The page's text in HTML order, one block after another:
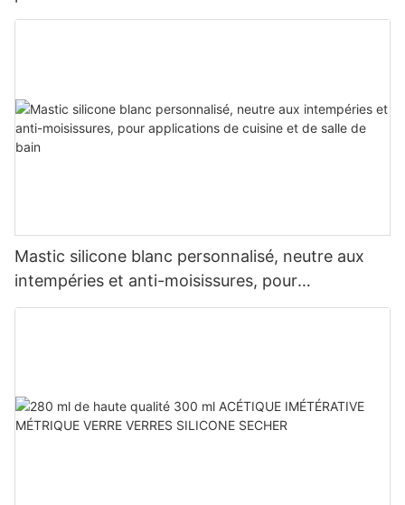
Mastic silicone blanc personnalisé, neutre aux
intempéries et anti-moisissures, pour
applications de cuisine et de salle de bain